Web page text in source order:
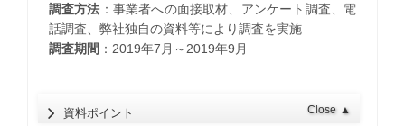
調査方法 ：事業者への面接取材、アンケート調査、電
話調査、弊社独自の資料等により調査を実施
調査期間 ：2019年7月～2019年9月
資料ポイント Close ▲